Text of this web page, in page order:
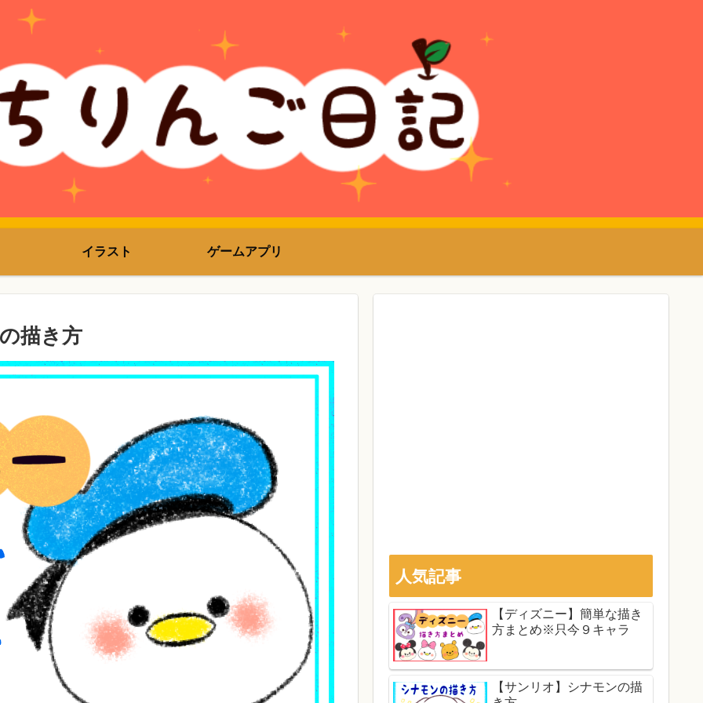
イラスト ゲームアプリ
描き方
人気記事
【ディズニー】簡単な描き
方まとめ※只今９キャラ
【サンリオ】シナモンの描